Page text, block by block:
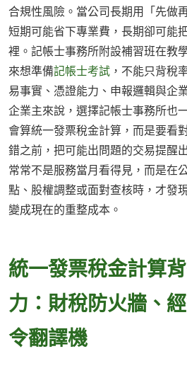
合規性風險。當公司長期用「先做
短期可能省下專業費，長期卻可能
裡。記帳士事務所附設補習班在教
來想準備記帳士考試 ，不能只背稅
易事實、憑證能力、申報邏輯與企
企業主來說，選擇記帳士事務所也
會算統一發票稅金計算，而是要看
錯之前，把可能出問題的交易提醒
常常不是服務當月看得見，而是在
點、股權調整或面對查核時，才發
變成現在的重整成本。
統一發票稅金計算
力：財稅防火牆、
令翻譯機